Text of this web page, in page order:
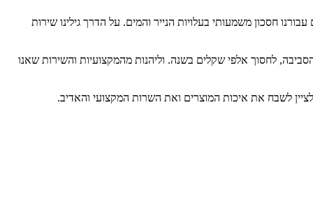
חסכון משמעותי בעלויות הנייר והמים. על הדרך גילינו שירות
לחסוך אלפי שקלים בשנה. וליהנות מהמקצועיות והשירות שאנו
לשבח את איכות המוצרים ואת השרות המקצועי והאדיב.